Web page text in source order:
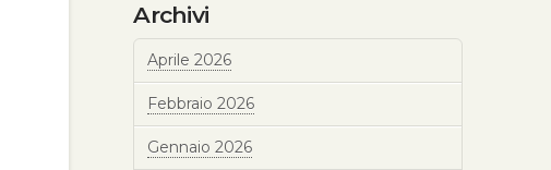
Archivi
Aprile 2026
Febbraio 2026
Gennaio 2026